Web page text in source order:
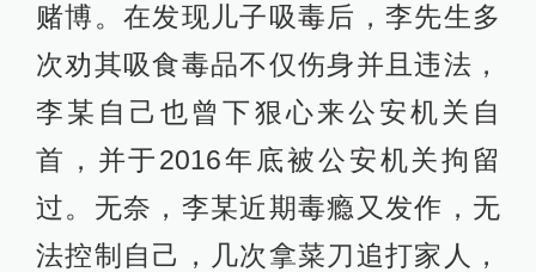
赌博。在发现儿子吸毒后，李先生多
次劝其吸食毒品不仅伤身并且违法，
李某自己也曾下狠心来公安机关自
首，并于2016年底被公安机关拘留
过。无奈，李某近期毒瘾又发作，无
法控制自己，几次拿菜刀追打家人，